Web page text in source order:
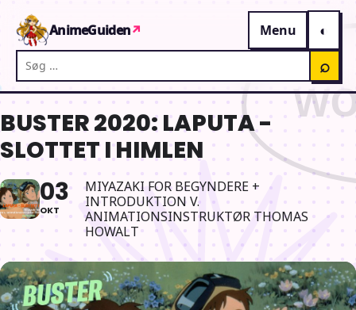
AnimeGuiden↗
Menu
Søg på AnimeGuiden
⌕
BUSTER 2020: LAPUTA -
SLOTTET I HIMLEN
03
OKT
MIYAZAKI FOR BEGYNDERE +
INTRODUKTION V.
ANIMATIONSINSTRUKTØR THOMAS
HOWALT